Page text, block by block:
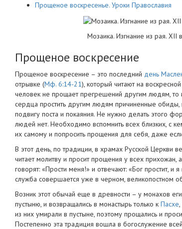
Прощеное воскресенье. Уроки Православия
Мозаика. Изгнание из рая. XII
Прощеное воскресение
Прощеное воскресение – это последний день
отрывке (Мф. 6:14-21), который читают на
человек не прощает прегрешений другим людям, то
сердца простить другим людям причиненные обиды,
подвигу поста и покаяния. Не нужно делать этого
людей нет. Необходимо вспомнить всех близких, с
их самому и попросить прощения для себя, даже
В этот день, по традиции, в храмах Русской
читает молитву и просит прощения у всех
говорят: «Прости меня!» и отвечают: «Бог простит,
служба совершается уже в черном, великопостном
Возник этот обычай еще в древности – у монахов
пустыню, и возвращались в монастырь только к Пасхе
из них умирали в пустыне, поэтому прощались и
Постепенно эта традиция вошла в богослужение